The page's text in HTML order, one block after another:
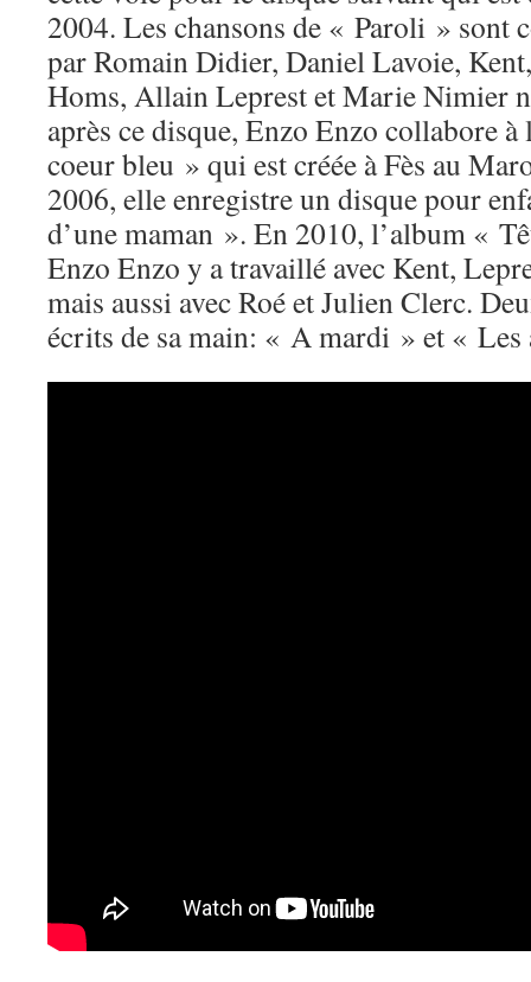
2004. Les chansons de « Paroli » sont
par Romain Didier, Daniel Lavoie,
Homs, Allain Leprest et Marie Nimier
après ce disque, Enzo Enzo collabore
coeur bleu » qui est créée à Fès au
2006, elle enregistre un disque pour
d’une maman ». En 2010, l’album «
Enzo Enzo y a travaillé avec Kent,
mais aussi avec Roé et Julien Clerc.
écrits de sa main: « A mardi » et « Les